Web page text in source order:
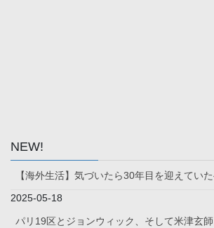
NEW!
【海外生活】気づいたら30年目を迎えてい
2025-05-18
パリ19区とジョンウィック、そして米津玄師